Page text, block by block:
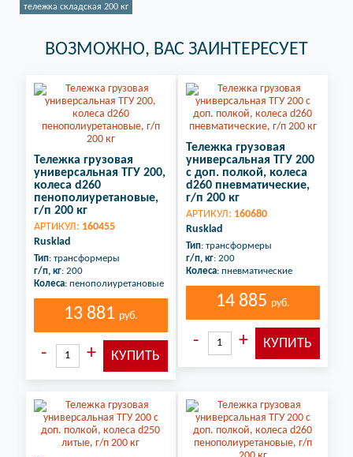
тележка складская 200 кг
ВОЗМОЖНО, ВАС ЗАИНТЕРЕСУЕТ
Тележка грузовая
универсальная ТГУ 200,
колеса d260
пенополиуретановые,
г/п 200 кг
АРТИКУЛ: 160455
Rusklad
Тип: трансформеры
г/п, кг: 200
Колеса: пенополиуретановые
13 881 руб.
Тележка грузовая
универсальная ТГУ 200
с доп. полкой, колеса
d260 пневматические,
г/п 200 кг
АРТИКУЛ: 160680
Rusklad
Тип: трансформеры
г/п, кг: 200
Колеса: пневматические
14 885 руб.